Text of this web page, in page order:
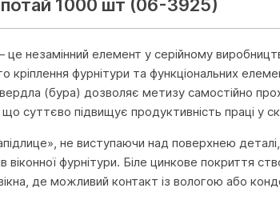
1000 шт (06-3925)
незамінний елемент у серійному
кріплення фурнітури та функціональних
(бура) дозволяє метизу самостійно
суттєво підвищує продуктивність праці у
не виступаючи над поверхнею
фурнітури. Біле цинкове покриття
де можливий контакт із вологою або